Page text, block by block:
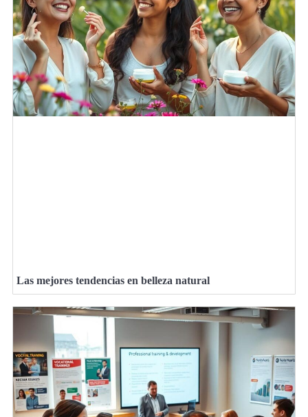
Las mejores tendencias en belleza natural